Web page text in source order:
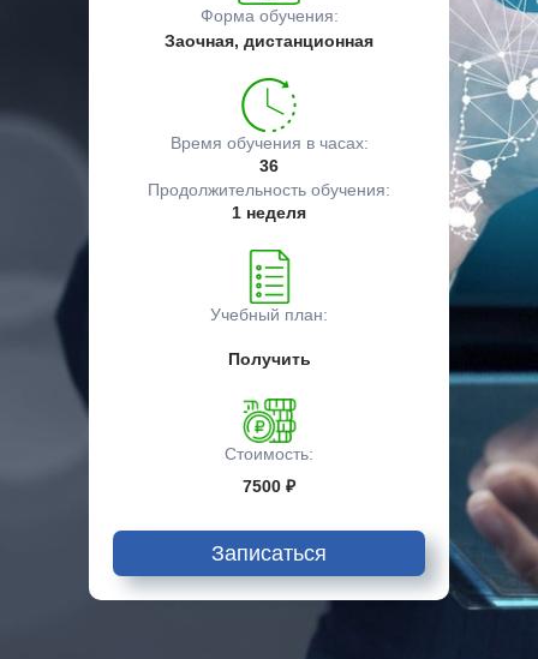
Форма обучения:
Заочная, дистанционная
Время обучения в часах:
36
Продолжительность обучения:
1 неделя
Учебный план:
Получить
Стоимость:
7500 ₽
Записаться